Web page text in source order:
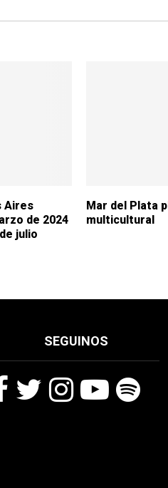
Aires
de 2024
julio
Mar del Plata
multicultural
SEGUINOS